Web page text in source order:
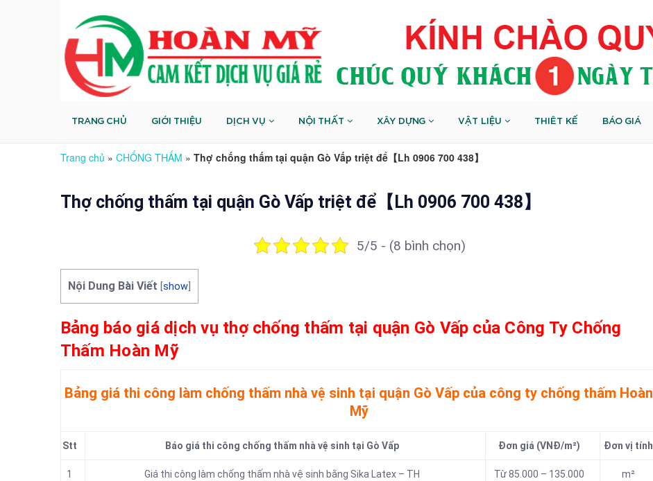
TRANG CHỦ GIỚI THIỆU DỊCH VỤ NỘI THẤT XÂY DỰNG VẬT LIỆU THIÊT KẾ BÁO GIÁ
Trang chủ » CHỐNG THẤM » Thợ chống thấm tại quận Gò Vấp triệt để【Lh 0906 700 438】
Thợ chống thấm tại quận Gò Vấp triệt để【Lh 0906 700 438】
5/5 - (8 bình chọn)
Nội Dung Bài Viết show
Bảng báo giá dịch vụ thợ chống thấm tại quận Gò Vấp của Công Ty Chống
Thấm Hoàn Mỹ
Bảng giá thi công làm chống thấm nhà vệ sinh tại quận Gò Vấp của công ty chống thấm Hoàn
Mỹ
Stt Báo giá thi công chống thấm nhà vệ sinh tại Gò Vấp Đơn giá (VNĐ/m²) Đơn vị tính
1 Giá thi công làm chống thấm nhà vệ sinh bằng Sika Latex – TH Từ 85.000 – 135.000 m²